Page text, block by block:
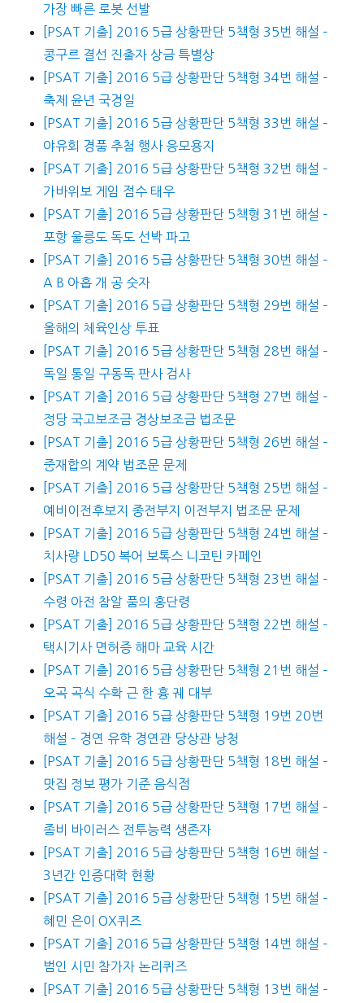
가장 빠른 로봇 선발
[PSAT 기출] 2016 5급 상황판단 5책형 35번 해설 –
콩구르 결선 진출자 상금 특별상
[PSAT 기출] 2016 5급 상황판단 5책형 34번 해설 –
축제 윤년 국경일
[PSAT 기출] 2016 5급 상황판단 5책형 33번 해설 –
야유회 경품 추첨 행사 응모용지
[PSAT 기출] 2016 5급 상황판단 5책형 32번 해설 –
가바위보 게임 점수 태우
[PSAT 기출] 2016 5급 상황판단 5책형 31번 해설 –
포항 울릉도 독도 선박 파고
[PSAT 기출] 2016 5급 상황판단 5책형 30번 해설 –
A B 아홉 개 공 숫자
[PSAT 기출] 2016 5급 상황판단 5책형 29번 해설 –
올해의 체육인상 투표
[PSAT 기출] 2016 5급 상황판단 5책형 28번 해설 –
독일 통일 구동독 판사 검사
[PSAT 기출] 2016 5급 상황판단 5책형 27번 해설 –
정당 국고보조금 경상보조금 법조문
[PSAT 기출] 2016 5급 상황판단 5책형 26번 해설 –
중재합의 계약 법조문 문제
[PSAT 기출] 2016 5급 상황판단 5책형 25번 해설 –
예비이전후보지 종전부지 이전부지 법조문 문제
[PSAT 기출] 2016 5급 상황판단 5책형 24번 해설 –
치사량 LD50 복어 보톡스 니코틴 카페인
[PSAT 기출] 2016 5급 상황판단 5책형 23번 해설 –
수령 아전 참알 품의 홍단령
[PSAT 기출] 2016 5급 상황판단 5책형 22번 해설 –
택시기사 면허증 해마 교육 시간
[PSAT 기출] 2016 5급 상황판단 5책형 21번 해설 –
오곡 곡식 수확 근 한 흉 궤 대부
[PSAT 기출] 2016 5급 상황판단 5책형 19번 20번
해설 – 경연 유학 경연관 당상관 낭청
[PSAT 기출] 2016 5급 상황판단 5책형 18번 해설 –
맛집 정보 평가 기준 음식점
[PSAT 기출] 2016 5급 상황판단 5책형 17번 해설 –
좀비 바이러스 전투능력 생존자
[PSAT 기출] 2016 5급 상황판단 5책형 16번 해설 –
3년간 인증대학 현황
[PSAT 기출] 2016 5급 상황판단 5책형 15번 해설 –
혜민 은이 OX퀴즈
[PSAT 기출] 2016 5급 상황판단 5책형 14번 해설 –
범인 시민 참가자 논리퀴즈
[PSAT 기출] 2016 5급 상황판단 5책형 13번 해설 –